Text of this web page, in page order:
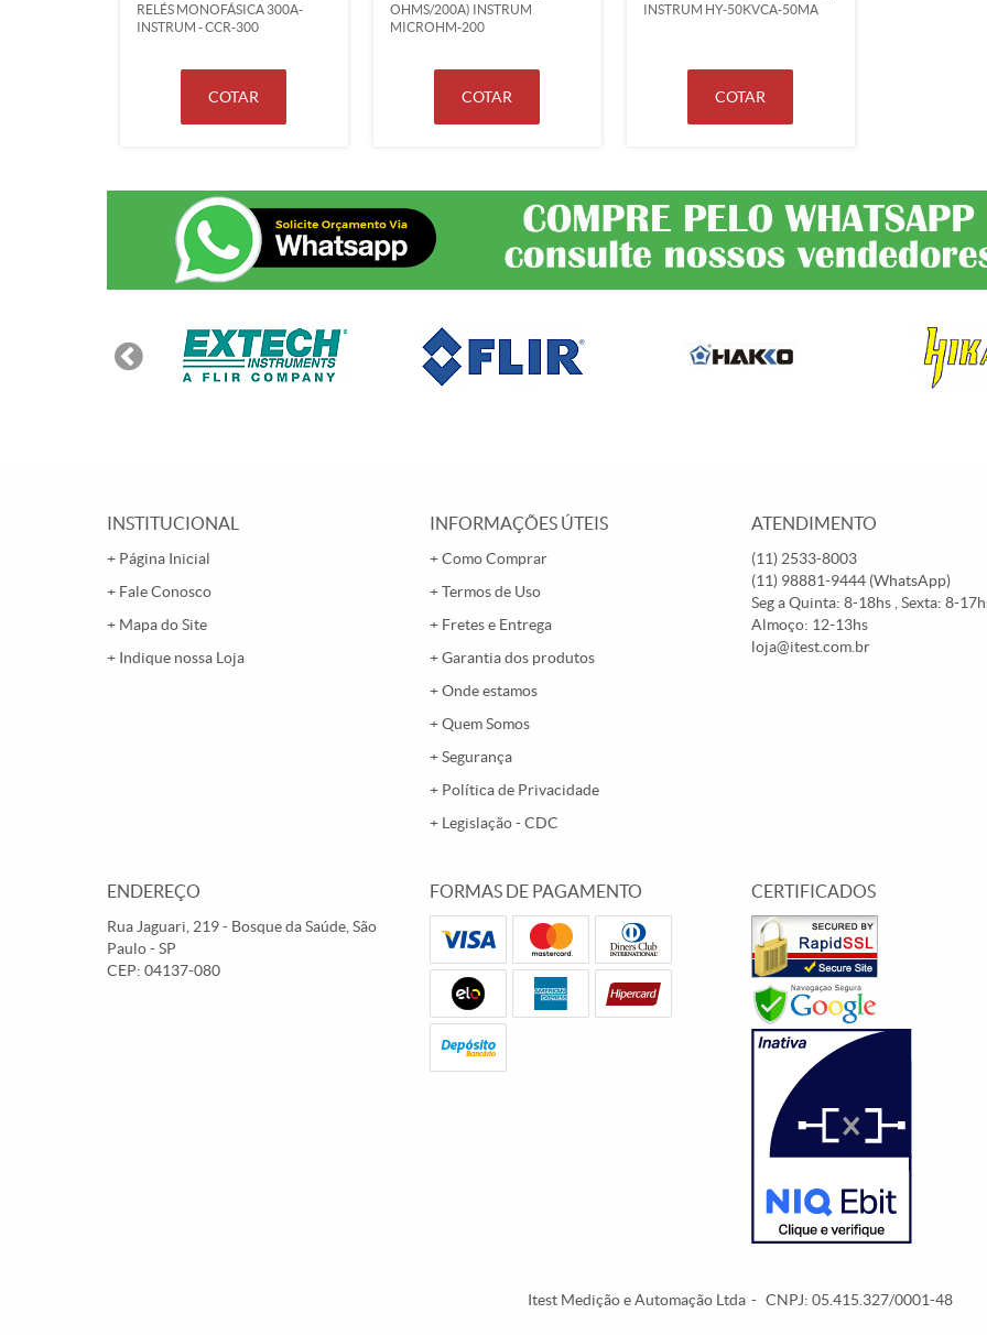
RELÉS MONOFÁSICA 300A-
INSTRUM - CCR-300
COTAR
OHMS/200A) INSTRUM
MICROHM-200
COTAR
INSTRUM HY-50KVCA-50MA
COTAR
INSTITUCIONAL
Página Inicial
Fale Conosco
Mapa do Site
Indique nossa Loja
INFORMAÇÕES ÚTEIS
Como Comprar
Termos de Uso
Fretes e Entrega
Garantia dos produtos
Onde estamos
Quem Somos
Segurança
Política de Privacidade
Legislação - CDC
ATENDIMENTO
(11) 2533-8003
(11) 98881-9444 (WhatsApp)
Seg a Quinta: 8-18hs , Sexta: 8-
Almoço: 12-13hs
loja@itest.com.br
ENDEREÇO
Rua Jaguari, 219- Bosque da Saúde, São
Paulo-SP
CEP: 04137-080
FORMAS DE PAGAMENTO CERTIFICADOS
Itest Medição e Automação Ltda CNPJ: 05.415.327/0001-48